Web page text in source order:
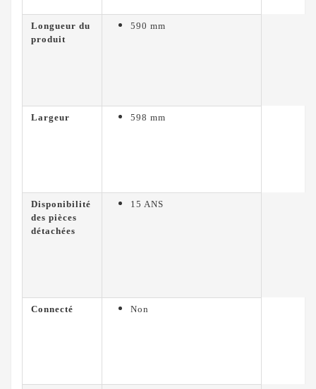
Longueur du
produit
590 mm
Largeur 598 mm
Disponibilité
des pièces
détachées
15 ANS
Connecté Non